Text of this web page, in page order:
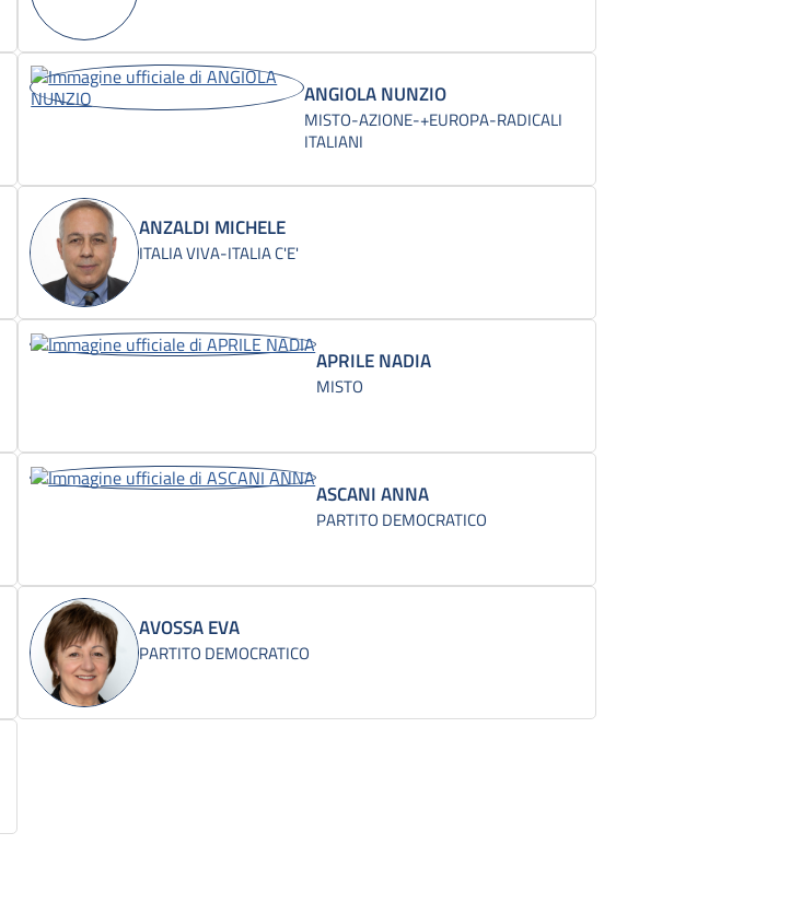
ANGIOLA NUNZIO
MISTO-AZIONE-+EUROPA-RADICALI
ITALIANI
ANZALDI MICHELE
ITALIA VIVA-ITALIA C'E'
APRILE NADIA
MISTO
ASCANI ANNA
PARTITO DEMOCRATICO
AVOSSA EVA
PARTITO DEMOCRATICO